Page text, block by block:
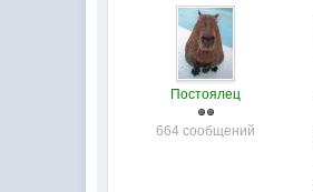
Постоялец
664 сообщений